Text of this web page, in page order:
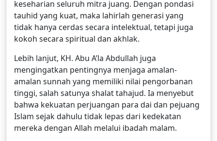
keseharian seluruh mitra juang. Dengan pondasi
tauhid yang kuat, maka lahirlah generasi yang
tidak hanya cerdas secara intelektual, tetapi juga
kokoh secara spiritual dan akhlak.
Lebih lanjut, KH. Abu A’la Abdullah juga
mengingatkan pentingnya menjaga amalan-
amalan sunnah yang memiliki nilai pengorbanan
tinggi, salah satunya shalat tahajud. Ia menyebut
bahwa kekuatan perjuangan para dai dan pejuang
Islam sejak dahulu tidak lepas dari kedekatan
mereka dengan Allah melalui ibadah malam.